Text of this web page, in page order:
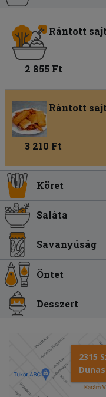
Rántott
2 855 Ft
Rántott
3 210 Ft
Köret
Saláta
Savanyúság
Öntet
Desszert
2315